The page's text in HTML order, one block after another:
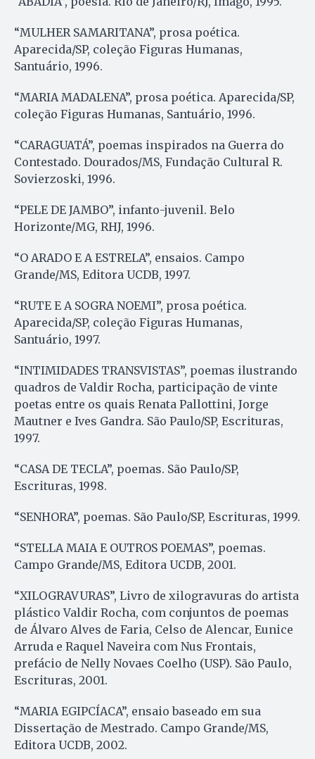
“MULHER SAMARITANA”, prosa poética.
Aparecida/SP, coleção Figuras Humanas,
Santuário, 1996.
“MARIA MADALENA”, prosa poética. Aparecida/SP,
coleção Figuras Humanas, Santuário, 1996.
“CARAGUATÁ”, poemas inspirados na Guerra do
Contestado. Dourados/MS, Fundação Cultural R.
Sovierzoski, 1996.
“PELE DE JAMBO”, infanto-juvenil. Belo
Horizonte/MG, RHJ, 1996.
“O ARADO E A ESTRELA”, ensaios. Campo
Grande/MS, Editora UCDB, 1997.
“RUTE E A SOGRA NOEMI”, prosa poética.
Aparecida/SP, coleção Figuras Humanas,
Santuário, 1997.
“INTIMIDADES TRANSVISTAS”, poemas ilustrando
quadros de Valdir Rocha, participação de vinte
poetas entre os quais Renata Pallottini, Jorge
Mautner e Ives Gandra. São Paulo/SP, Escrituras,
1997.
“CASA DE TECLA”, poemas. São Paulo/SP,
Escrituras, 1998.
“SENHORA”, poemas. São Paulo/SP, Escrituras, 1999.
“STELLA MAIA E OUTROS POEMAS”, poemas.
Campo Grande/MS, Editora UCDB, 2001.
“XILOGRAVURAS”, Livro de xilogravuras do artista
plástico Valdir Rocha, com conjuntos de poemas
de Álvaro Alves de Faria, Celso de Alencar, Eunice
Arruda e Raquel Naveira com Nus Frontais,
prefácio de Nelly Novaes Coelho (USP). São Paulo,
Escrituras, 2001.
“MARIA EGIPCÍACA”, ensaio baseado em sua
Dissertação de Mestrado. Campo Grande/MS,
Editora UCDB, 2002.